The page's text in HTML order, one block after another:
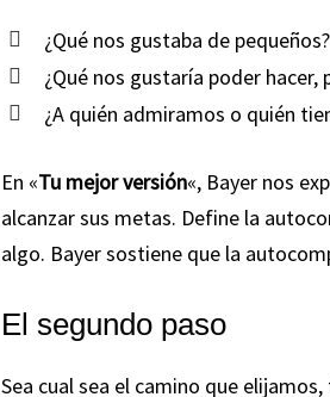
¿Qué nos gustaba de pequeños?
¿Qué nos gustaría poder
¿A quién admiramos o quién
En «Tu mejor versión«, Bayer nos
alcanzar sus metas. Define la
algo. Bayer sostiene que la
El segundo paso
Sea cual sea el camino que